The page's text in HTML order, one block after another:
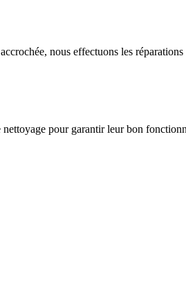
nous effectuons les
pour garantir leur bon